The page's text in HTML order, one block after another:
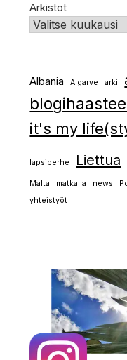
Arkistot
Albania Algarve arki
it's my
lapsiperhe Liettua
Malta matkalla news
yhteistyöt